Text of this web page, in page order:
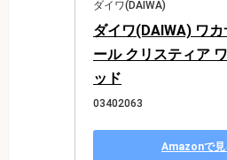
ダイワ(DAIWA)
ダイワ(DAIWA) ワカ
ール クリスティア
ッド
03402063
Amazonで見